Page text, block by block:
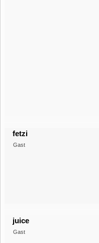
fetzi
Gast
juice
Gast